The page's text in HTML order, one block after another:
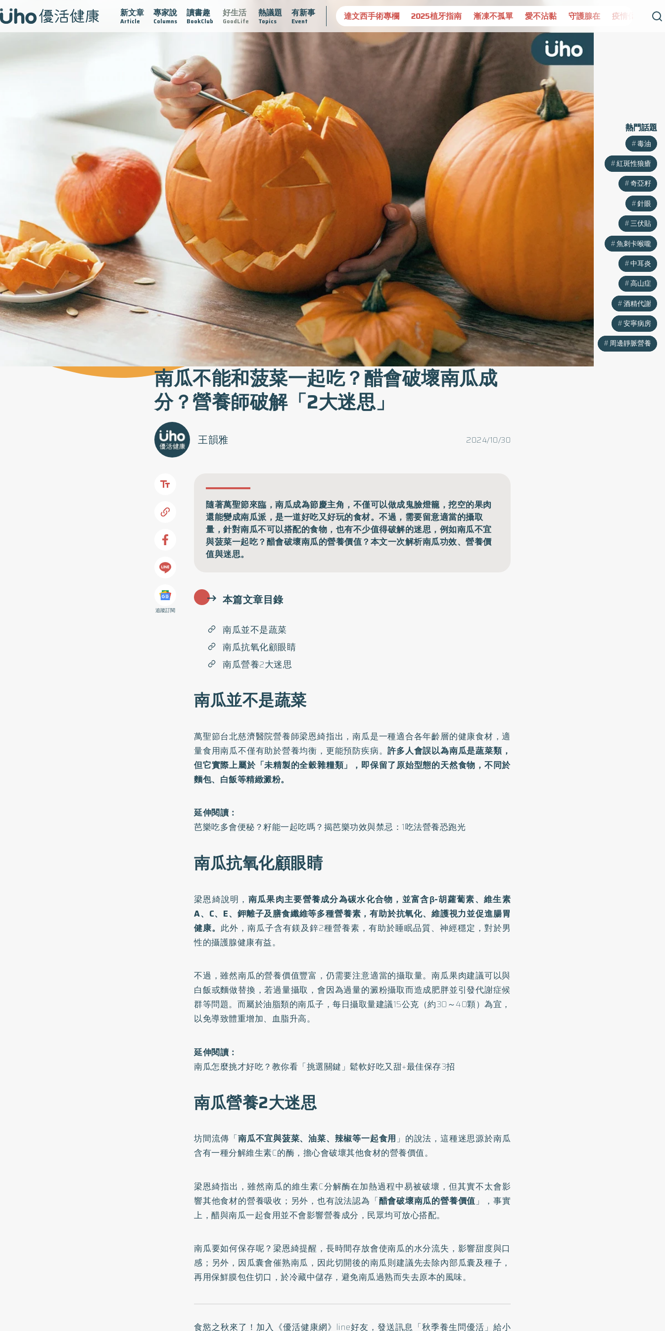
新文章
Article
專家說
Columns
讀書趣
BookClub
好生活
GoodLife
熱議題
Topics
有新事
Event
疫情保衛戰 再生醫學 愛的未來視 認識攝護腺肥大 守護骨骼健康 達文西手術專欄 2025植牙指南 漸凍不孤單 愛不沾黏 守護腺在 疫情保衛戰 再生醫學 愛的
南瓜不能和菠菜一起吃？醋會破壞南瓜成
分？營養師破解「2大迷思」
2024/10/30
王韻雅
追蹤訂閱
隨著萬聖節來臨，南瓜成為節慶主角，不僅可以做成鬼臉燈籠，挖空的果肉
還能變成南瓜派，是一道好吃又好玩的食材。不過，需要留意適當的攝取
量，針對南瓜不可以搭配的食物，也有不少值得破解的迷思，例如南瓜不宜
與菠菜一起吃？醋會破壞南瓜的營養價值？本文一次解析南瓜功效、營養價
值與迷思。
本篇文章目錄
南瓜並不是蔬菜
南瓜抗氧化顧眼睛
南瓜營養2大迷思
南瓜並不是蔬菜
萬聖節台北慈濟醫院營養師梁恩綺指出，南瓜是一種適合各年齡層的健康食材，適
量食用南瓜不僅有助於營養均衡，更能預防疾病。許多人會誤以為南瓜是蔬菜類，
但它實際上屬於「未精製的全穀雜糧類」，即保留了原始型態的天然食物，不同於
麵包、白飯等精緻澱粉。
延伸閱讀：
芭樂吃多會便秘？籽能一起吃嗎？揭芭樂功效與禁忌：1吃法營養恐跑光
南瓜抗氧化顧眼睛
梁恩綺說明， 南瓜果肉主要營養成分為碳水化合物，並富含β-胡蘿蔔素、維生素
A、C、E、鉀離子及膳食纖維等多種營養素，有助於抗氧化、維護視力並促進腸胃
健康。 此外，南瓜子含有鎂及鋅2種營養素，有助於睡眠品質、神經穩定，對於男
性的攝護腺健康有益。
不過，雖然南瓜的營養價值豐富，仍需要注意適當的攝取量。南瓜果肉建議可以與
白飯或麵做替換，若過量攝取，會因為過量的澱粉攝取而造成肥胖並引發代謝症候
群等問題。而屬於油脂類的南瓜子，每日攝取量建議15公克（約30～40顆）為宜，
以免導致體重增加、血脂升高。
延伸閱讀：
南瓜怎麼挑才好吃？教你看「挑選關鍵」鬆軟好吃又甜+最佳保存3招
南瓜營養2大迷思
坊間流傳「南瓜不宜與菠菜、油菜、辣椒等一起食用」的說法，這種迷思源於南瓜
含有一種分解維生素C的酶，擔心會破壞其他食材的營養價值。
梁恩綺指出，雖然南瓜的維生素C分解酶在加熱過程中易被破壞，但其實不太會影
響其他食材的營養吸收；另外，也有說法認為「醋會破壞南瓜的營養價值 」，事實
上，醋與南瓜一起食用並不會影響營養成分，民眾均可放心搭配。
南瓜要如何保存呢？梁恩綺提醒，長時間存放會使南瓜的水分流失，影響甜度與口
感；另外，因瓜囊會催熟南瓜，因此切開後的南瓜則建議先去除內部瓜囊及種子，
再用保鮮膜包住切口，於冷藏中儲存，避免南瓜過熟而失去原本的風味。
食慾之秋來了！加入 《優活健康網》line好友 ，發送訊息「秋季養生問優活」給小
熱門話題
毒油
紅斑性狼瘡
奇亞籽
針眼
三伏貼
魚刺卡喉嚨
中耳炎
高山症
酒精代謝
安寧病房
周邊靜脈營養
熱門話題
毒油
紅斑性狼瘡
奇亞籽
針眼
三伏貼
魚刺卡喉嚨
中耳炎
高山症
酒精代謝
安寧病房
周邊靜脈營養